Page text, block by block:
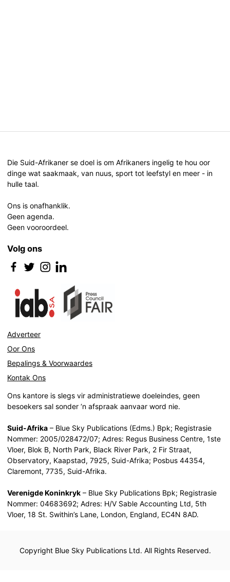
Die Suid-Afrikaner se doel is om Afrikaners ingelig te hou oor
dinge wat saakmaak, van nuus, sport tot leefstyl en meer - in
hulle taal.
Ons is onafhanklik.
Geen agenda.
Geen vooroordeel.
Volg ons
Adverteer
Oor Ons
Bepalings & Voorwaardes
Kontak Ons
Ons kantore is slegs vir administratiewe doeleindes, geen
besoekers sal sonder ‘n afspraak aanvaar word nie.
Suid-Afrika – Blue Sky Publications (Edms.) Bpk; Registrasie
Nommer: 2005/028472/07; Adres: Regus Business Centre, 1ste
Vloer, Blok B, North Park, Black River Park, 2 Fir Straat,
Observatory, Kaapstad, 7925, Suid-Afrika; Posbus 44354,
Claremont, 7735, Suid-Afrika.
Verenigde Koninkryk – Blue Sky Publications Bpk; Registrasie
Nommer: 04683692; Adres: H/V Sable Accounting Ltd, 5th
Vloer, 18 St. Swithin’s Lane, London, England, EC4N 8AD.
Copyright Blue Sky Publications Ltd. All Rights Reserved.